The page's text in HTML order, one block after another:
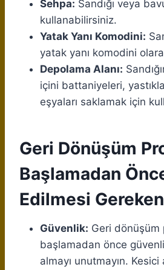
Sehpa: Sandığı veya
kullanabilirsiniz.
Yatak Yanı Komodini:
yatak yanı komodini
Depolama Alanı:
içini battaniyeleri,
eşyaları saklamak için
Geri Dönüşüm
Başlamadan
Edilmesi
Güvenlik: Geri dönüşüm
başlamadan önce
almayı unutmayın.